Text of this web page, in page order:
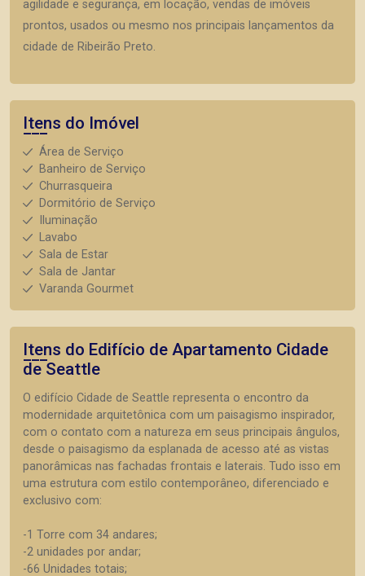
agilidade e segurança, em locação, vendas de imóveis
prontos, usados ou mesmo nos principais lançamentos da
cidade de Ribeirão Preto.
Itens do Imóvel
Área de Serviço
Banheiro de Serviço
Churrasqueira
Dormitório de Serviço
Iluminação
Lavabo
Sala de Estar
Sala de Jantar
Varanda Gourmet
Itens do Edifício de Apartamento Cidade
de Seattle
O edifício Cidade de Seattle representa o encontro da
modernidade arquitetônica com um paisagismo inspirador,
com o contato com a natureza em seus principais ângulos,
desde o paisagismo da esplanada de acesso até as vistas
panorâmicas nas fachadas frontais e laterais. Tudo isso em
uma estrutura com estilo contemporâneo, diferenciado e
exclusivo com:
-1 Torre com 34 andares;
-2 unidades por andar;
-66 Unidades totais;